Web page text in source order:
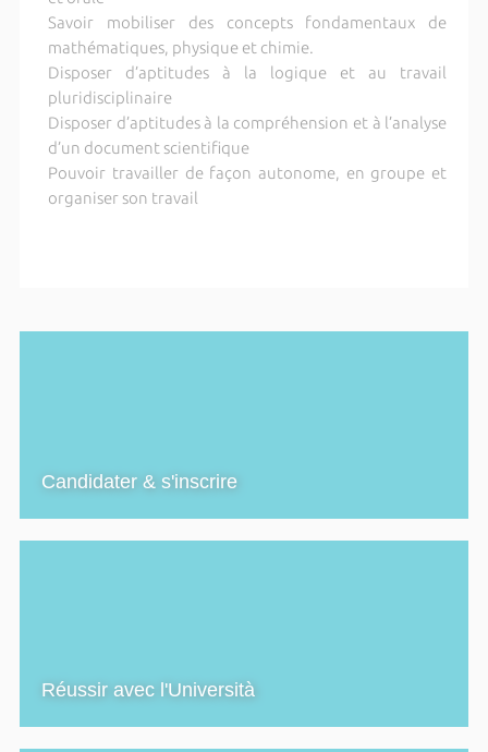
Savoir mobiliser des concepts fondamentaux de
mathématiques, physique et chimie.
Disposer d’aptitudes à la logique et au travail
pluridisciplinaire
Disposer d’aptitudes à la compréhension et à l’analyse
d’un document scientifique
Pouvoir travailler de façon autonome, en groupe et
organiser son travail
Candidater & s'inscrire
Réussir avec l'Università